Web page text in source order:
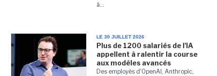
à...
LE 30 JUILLET 2026
Plus de 1200 salariés de l'IA
appellent à ralentir la course
aux modèles avancés
Des employés d'OpenAI, Anthropic,